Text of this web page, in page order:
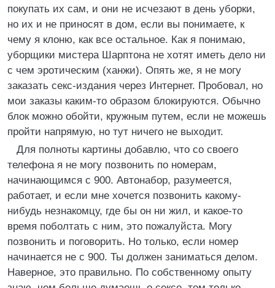
покупать их сам, и они не исчезают в день уборки,
но их и не приносят в дом, если вы понимаете, к
чему я клоню, как все остальное. Как я понимаю,
уборщики мистера Шарптона не хотят иметь дело ни
с чем эротическим (ханжи). Опять же, я не могу
заказать секс-издания через Интернет. Пробовал, но
мои заказы каким-то образом блокируются. Обычно
блок можно обойти, кружным путем, если не можешь
пройти напрямую, но тут ничего не выходит.
Для полноты картины добавлю, что со своего
телефона я не могу позвонить по номерам,
начинающимся с 900. Автонабор, разумеется,
работает, и если мне хочется позвонить какому-
нибудь незнакомцу, где бы он ни жил, и какое-то
время поболтать с ним, это пожалуйста. Могу
позвонить и поговорить. Но только, если номер
начинается не с 900. Ты должен заниматься делом.
Наверное, это правильно. По собственному опыту